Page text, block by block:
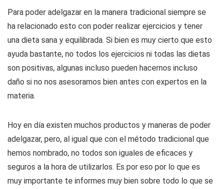
Para poder adelgazar en la manera tradicional siempre se
ha relacionado esto con poder realizar ejercicios y tener
una dieta sana y equilibrada. Si bien es muy cierto que esto
ayuda bastante, no todos los ejercicios ni todas las dietas
son positivas, algunas incluso pueden hacernos incluso
daño si no nos asesoramos bien antes con expertos en la
materia.
Hoy en día existen muchos productos y maneras de poder
adelgazar, pero, al igual que con el método tradicional que
hemos nombrado, no todos son iguales de eficaces y
seguros a la hora de utilizarlos. Es por eso por lo que es
muy importante te informes muy bien sobre todo lo que se